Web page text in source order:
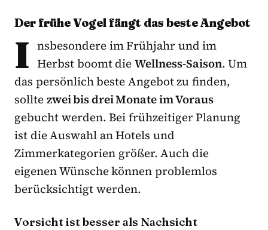
Der frühe Vogel fängt das beste Angebot
I nsbesondere im Frühjahr und im
Herbst boomt dieWellness-Saison. Um
das persönlich beste Angebot zu finden,
solltezwei bis drei Monate im Voraus
gebucht werden. Bei frühzeitiger Planung
ist die Auswahl an Hotels und
Zimmerkategorien größer. Auch die
eigenen Wünsche können problemlos
berücksichtigt werden.
Vorsicht ist besser als Nachsicht